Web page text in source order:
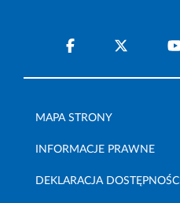
MAPA STRONY
INFORMACJE PRAWNE
DEKLARACJA DOSTĘPNOŚCI